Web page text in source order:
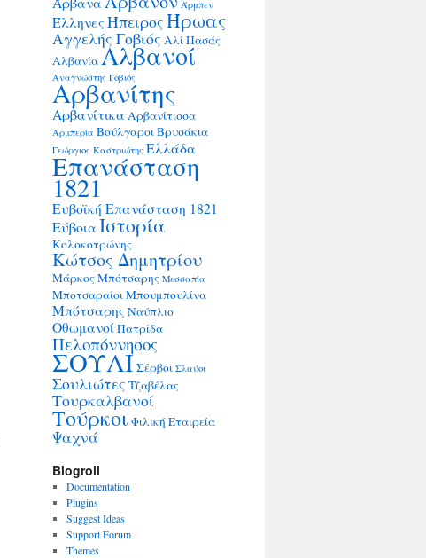
Άρμπεν
Έλληνες ΉπειροςΉρωας
Αγγελής Γοβιός Αλί Πασάς
ΑλβανίαΑλβανοί
Αναγνώστης Γοβιός
Αρβανίτης
Αρβανίτικα Αρβανίτισσα
Αρμπερία ΒούλγαροιΒρυσάκια
Γεώργιος Καστριώτης Ελλάδα
Επανάσταση
1821
Ευβοϊκή Επανάσταση 1821
Εύβοια Ιστορία
Κολοκοτρώνης
Κώτσος Δημητρίου
Μάρκος Μπότσαρης Μεσσαπία
ΜποτσαραίοιΜπουμπουλίνα
Μπότσαρης Ναύπλιο
ΟθωμανοίΠατρίδα
Πελοπόννησος
ΣΟΥΛΙ Σέρβοι Σλαύοι
Σουλιώτες Τζαβέλας
Τουρκαλβανοί
Τούρκοι Φιλική Εταιρεία
Ψαχνά
Blogroll
Documentation
Plugins
Suggest Ideas
Support Forum
Themes